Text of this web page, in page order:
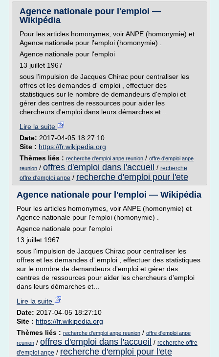
Agence nationale pour l'emploi —
Wikipédia
Pour les articles homonymes, voir ANPE (homonymie) et
Agence nationale pour l'emploi (homonymie) .
Agence nationale pour l'emploi
13 juillet 1967
sous l'impulsion de Jacques Chirac pour centraliser les
offres et les demandes d' emploi , effectuer des
statistiques sur le nombre de demandeurs d'emploi et
gérer des centres de ressources pour aider les
chercheurs d'emploi dans leurs démarches et...
Lire la suite
Date: 2017-04-05 18:27:10
Site : https://fr.wikipedia.org
Thèmes liés : recherche d'emploi anpe reunion / offre d'emploi anpe
reunion / offres d'emploi dans l'accueil / recherche
offre d'emploi anpe / recherche d'emploi pour l'ete
Agence nationale pour l'emploi — Wikipédia
Pour les articles homonymes, voir ANPE (homonymie) et
Agence nationale pour l'emploi (homonymie) .
Agence nationale pour l'emploi
13 juillet 1967
sous l'impulsion de Jacques Chirac pour centraliser les
offres et les demandes d' emploi , effectuer des statistiques
sur le nombre de demandeurs d'emploi et gérer des
centres de ressources pour aider les chercheurs d'emploi
dans leurs démarches et...
Lire la suite
Date: 2017-04-05 18:27:10
Site : https://fr.wikipedia.org
Thèmes liés : recherche d'emploi anpe reunion / offre d'emploi anpe
reunion / offres d'emploi dans l'accueil / recherche offre
d'emploi anpe / recherche d'emploi pour l'ete